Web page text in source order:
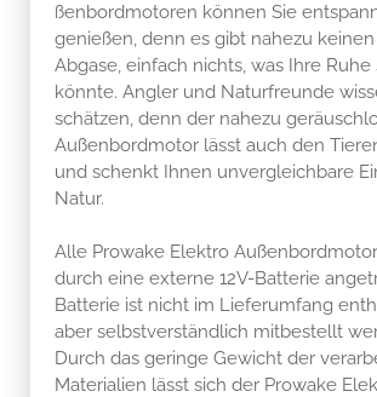
ßenbordmotoren können Sie
genießen, denn es gibt nahezu
Abgase, einfach nichts, was Ihre Ruhe
könnte. Angler und Naturfreunde
schätzen, denn der nahezu
Außenbordmotor lässt auch den
und schenkt Ihnen unvergleichbare
Natur.
Alle Prowake Elektro
durch eine externe 12V-Batterie
Batterie ist nicht im Lieferumfang
aber selbstverständlich mitbestellt
Durch das geringe Gewicht der
Materialien lässt sich der Prowake